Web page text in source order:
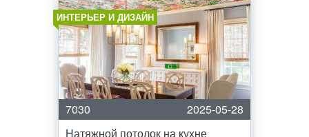
ИНТЕРЬЕР И ДИЗАЙН
7030
2025-05-28
Натяжной потолок на кухне